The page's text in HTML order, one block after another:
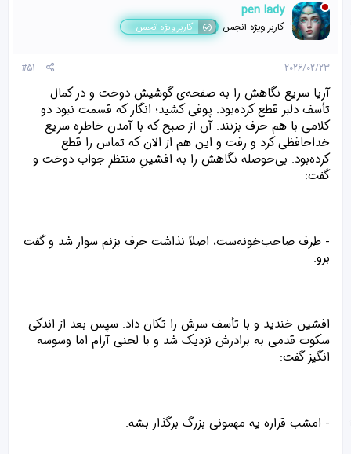
د
ه
م
ض
ع
ش
ر
ه
pen lady
کاربر ویژه انجمن کاربر ویژه انجمن
2026/02/23
#51
آریا سریع نگاهش را به صفحه‌ی گوشیش دوخت و در کمال
تأسف دلبر قطع کرده‌بود. پوفی کشید؛ انگار که قسمت نبود دو
کلامی با هم حرف بزنند. آن از صبح که با آمدن خاطره سریع
خداحافظی کرد و رفت و این هم از الان که تماس را قطع
کرده‌بود. بی‌حوصله نگاهش را به افشینِ منتظرِ جواب دوخت و
گفت:
- طرف صاحب‌خونه‌ست، اصلاً نذاشت حرف بزنم سوار شد و گفت
برو.
افشین خندید و با تأسف سرش را تکان داد. سپس بعد از اندکی
سکوت قدمی به برادرش نزدیک شد و با لحنی آرام اما وسوسه
انگیز گفت:
- امشب قراره یه مهمونی بزرگ برگذار بشه.